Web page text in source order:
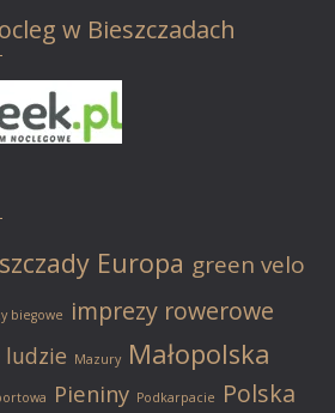
w Bieszczadach
Europa green velo
biegowe imprezy rowerowe
ludzie Mazury Małopolska
Pieniny Podkarpacie Polska